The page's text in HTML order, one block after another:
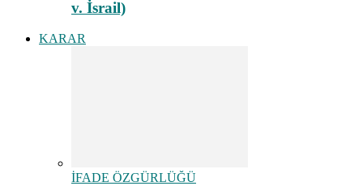
v. İsrail)
KARAR
İFADE ÖZGÜRLÜĞÜ